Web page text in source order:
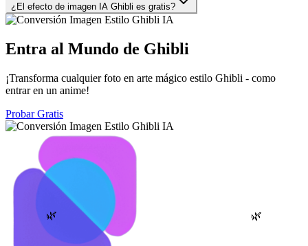
🌿 🌿
¿El efecto de imagen IA Ghibli es gratis?
Entra al Mundo de Ghibli
¡Transforma cualquier foto en arte mágico estilo Ghibli - como
entrar en un anime!
Probar Gratis